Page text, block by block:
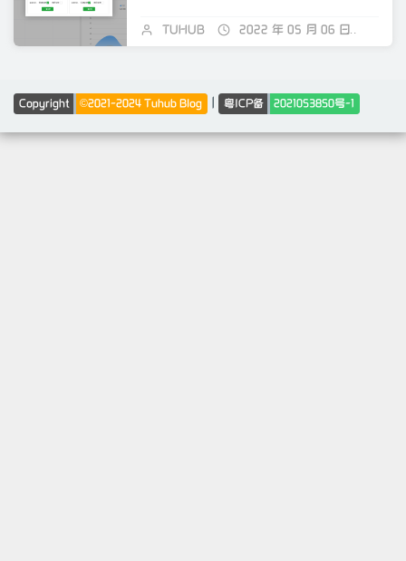
TUHUB 2022 年 05 月 06 日
Copyright ©2021-2024 Tuhub Blog 粤ICP备 2021053850号-1